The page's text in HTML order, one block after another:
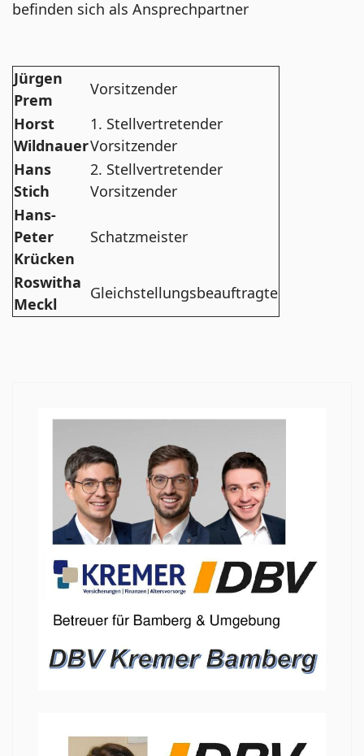
befinden sich als Ansprechpartner
Jürgen
Prem
Vorsitzender
Horst
Wildnauer
1. Stellvertretender
Vorsitzender
Hans
Stich
2. Stellvertretender
Vorsitzender
Hans-
Peter
Krücken
Schatzmeister
Roswitha
Meckl
Gleichstellungsbeauftragte